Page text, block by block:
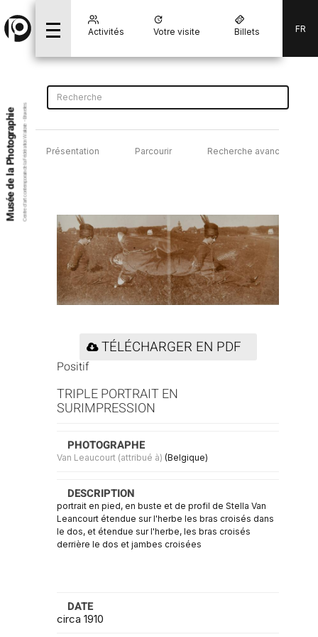
Musée de la PhotographieCentre d’art contemporain de la Fédération Wallonie - Bruxelles
Activités Votre visite Billets FR
Présentation Parcourir Recherche avancée
TÉLÉCHARGER EN PDF
Positif
TRIPLE PORTRAIT EN
SURIMPRESSION
PHOTOGRAPHE
Van Leaucourt (attribué à) (Belgique)
DESCRIPTION
portrait en pied, en buste et de profil de Stella Van
Leancourt étendue sur l'herbe les bras croisés dans
le dos, et étendue sur l'herbe, les bras croisés
derrière le dos et jambes croisées
DATE
circa 1910